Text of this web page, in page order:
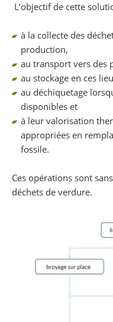
L’objectif de cette
à la collecte des
production,
au transport vers des
au stockage en ces
au déchiquetage
disponibles et
à leur valorisation
appropriées en
fossile.
Ces opérations sont
déchets de verdure.